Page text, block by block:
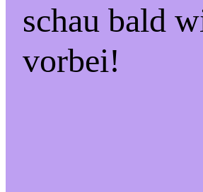
schau bald
vorbei!